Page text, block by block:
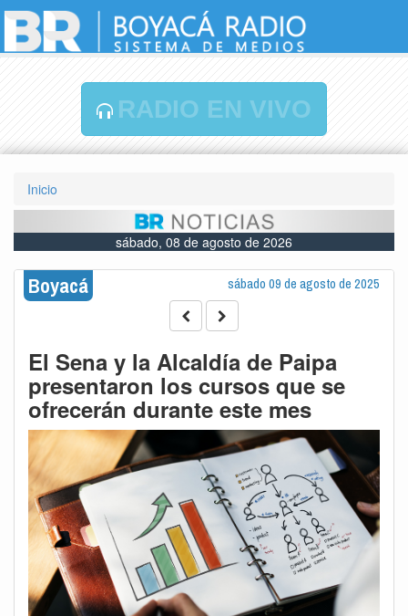
RADIO EN VIVO
Inicio
sábado, 08 de agosto de 2026
Boyacá sábado 09 de agosto de 2025
El Sena y la Alcaldía de Paipa
presentaron los cursos que se
ofrecerán durante este mes